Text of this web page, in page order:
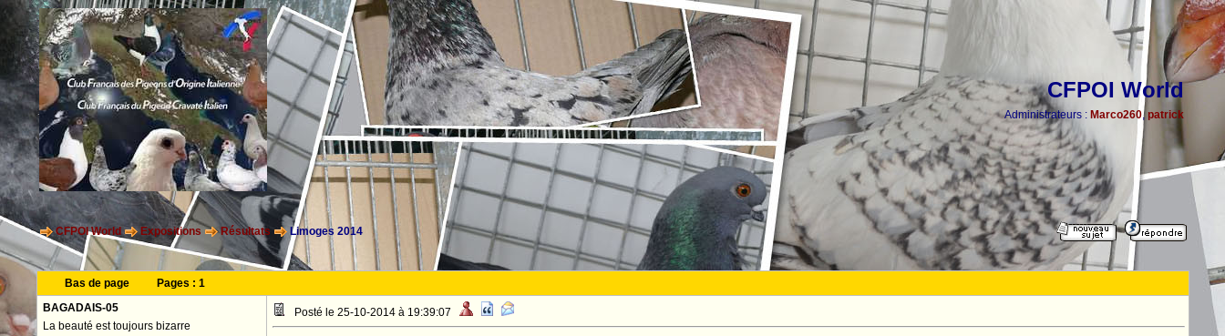
CFPOI World
Administrateurs : Marco260, patrick
CFPOI World Expositions Résultats Limoges 2014
Bas de page Pages : 1
BAGADAIS-05
La beauté est toujours bizarre
Posté le 25-10-2014 à 19:39:07